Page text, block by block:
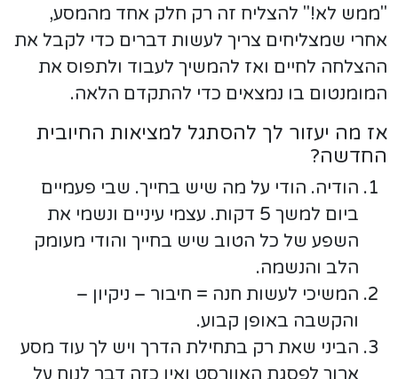
"ממש לא!" להצליח זה רק חלק אחד מהמסע,
אחרי שמצליחים צריך לעשות דברים כדי לקבל את
ההצלחה לחיים ואז להמשיך לעבוד ולתפוס את
המומנטום בו נמצאים כדי להתקדם הלאה.
אז מה יעזור לך להסתגל למציאות החיובית
החדשה?
הודיה. הודי על מה שיש בחייך. שבי פעמיים
ביום למשך 5 דקות. עצמי עיניים ונשמי את
השפע של כל הטוב שיש בחייך והודי מעומק
הלב והנשמה.
המשיכי לעשות חנה = חיבור – ניקיון –
והקשבה באופן קבוע.
הביני שאת רק בתחילת הדרך ויש לך עוד מסע